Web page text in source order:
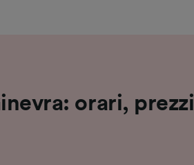
orari, prezzi